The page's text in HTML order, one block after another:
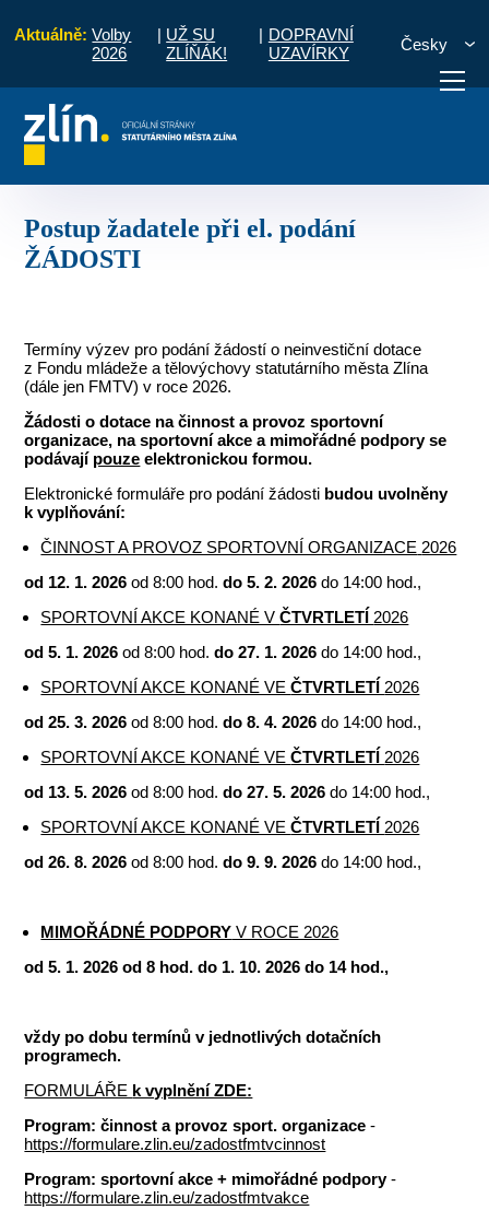
Aktuálně: Volby
2026
| UŽ SU
ZLÍŇÁK!
| DOPRAVNÍ
UZAVÍRKY
Česky
vyřídit Potřebuji zaplatit
Postup žadatele při el. podání
ŽÁDOSTI
Termíny výzev pro podání žádostí o neinvestiční dotace
z Fondu mládeže a tělovýchovy statutárního města Zlína
(dále jen FMTV) v roce 2026.
Žádosti o dotace na činnost a provoz sportovní
organizace, na sportovní akce a mimořádné podpory se
podávají pouze elektronickou formou.
Elektronické formuláře pro podání žádosti budou uvolněny
k vyplňování:
ČINNOST A PROVOZ SPORTOVNÍ ORGANIZACE 2026
od 12. 1. 2026 od 8:00 hod.do 5. 2. 2026 do 14:00 hod.,
SPORTOVNÍ AKCE KONANÉ VČTVRTLETÍ 2026
od 5. 1. 2026 od 8:00 hod.do 27. 1. 2026 do 14:00 hod.,
SPORTOVNÍ AKCE KONANÉ VEČTVRTLETÍ 2026
od 25. 3. 2026 od 8:00 hod.do 8. 4. 2026 do 14:00 hod.,
SPORTOVNÍ AKCE KONANÉ VEČTVRTLETÍ 2026
od 13. 5. 2026od 8:00 hod.do 27. 5. 2026do 14:00 hod.,
SPORTOVNÍ AKCE KONANÉ VEČTVRTLETÍ 2026
od 26. 8. 2026od 8:00 hod.do 9. 9. 2026do 14:00 hod.,
MIMOŘÁDNÉ PODPORY V ROCE 2026
od 5. 1. 2026 od 8 hod. do 1. 10. 2026 do 14 hod.,
vždy po dobu termínů v jednotlivých dotačních
programech.
FORMULÁŘE k vyplnění ZDE:
Program: činnost a provoz sport. organizace -
https://formulare.zlin.eu/zadostfmtvcinnost
Program: sportovní akce + mimořádné podpory-
https://formulare.zlin.eu/zadostfmtvakce